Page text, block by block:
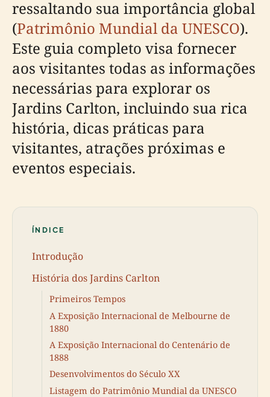
ressaltando sua importância global
(Patrimônio Mundial da UNESCO).
Este guia completo visa fornecer
aos visitantes todas as informações
necessárias para explorar os
Jardins Carlton, incluindo sua rica
história, dicas práticas para
visitantes, atrações próximas e
eventos especiais.
ÍNDICE
Introdução
História dos Jardins Carlton
Primeiros Tempos
A Exposição Internacional de Melbourne de
1880
A Exposição Internacional do Centenário de
1888
Desenvolvimentos do Século XX
Listagem do Patrimônio Mundial da UNESCO